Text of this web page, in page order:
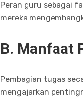
Peran guru sebagai
mereka
B. Manfaat
Pembagian tugas
mengajarkan